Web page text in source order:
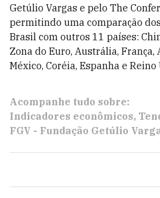
Getúlio Vargas e pelo The
permitindo uma comparação
Brasil com outros 11 países:
Zona do Euro, Austrália, França,
México, Coréia, Espanha e Reino
Acompanhe tudo sobre:
Indicadores econômicos
FGV - Fundação Getúlio